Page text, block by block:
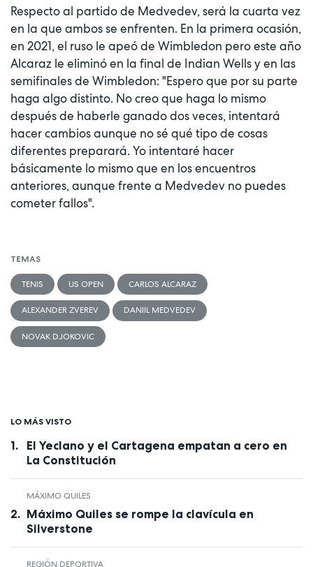
Respecto al partido de Medvedev, será la cuarta vez
en la que ambos se enfrenten. En la primera ocasión,
en 2021, el ruso le apeó de Wimbledon pero este año
Alcaraz le eliminó en la final de Indian Wells y en las
semifinales de Wimbledon: "Espero que por su parte
haga algo distinto. No creo que haga lo mismo
después de haberle ganado dos veces, intentará
hacer cambios aunque no sé qué tipo de cosas
diferentes preparará. Yo intentaré hacer
básicamente lo mismo que en los encuentros
anteriores, aunque frente a Medvedev no puedes
cometer fallos".
TEMAS
TENIS US OPEN CARLOS ALCARAZ
ALEXANDER ZVEREV DANIIL MEDVEDEV
NOVAK DJOKOVIC
LO MÁS VISTO
El Yeclano y el Cartagena empatan a cero en
La Constitución
MÁXIMO QUILES
Máximo Quiles se rompe la clavícula en
Silverstone
REGIÓN DEPORTIVA